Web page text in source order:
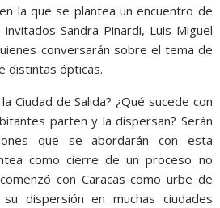
la que se plantea un encuentro de
Sandra Pinardi, Luis Miguel
conversarán sobre el tema de
distintas ópticas.
Ciudad de Salida? ¿Qué sucede con
parten y la dispersan? Serán
que se abordarán con esta
como cierre de un proceso no
con Caracas como urbe de
dispersión en muchas ciudades